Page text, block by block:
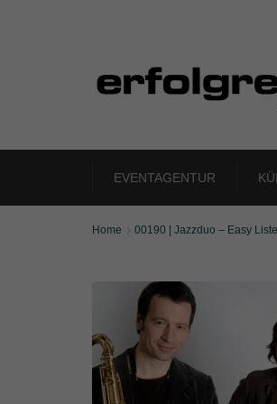
EVENTAGENTUR
Home  00190 | Jazzduo – Easy